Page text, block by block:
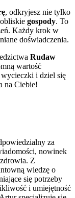
, odkryjesz nie tylko
gospody. To
Każdy krok w
doświadczenia.
Rudaw
wartość
i dziel się
na Ciebie!
za
nowinek
Z
wiedzę o
się potrzeby
i umiejętność